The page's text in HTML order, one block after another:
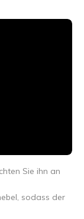
Sie ihn an
sodass der